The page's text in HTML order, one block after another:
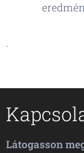
.
Látogasson